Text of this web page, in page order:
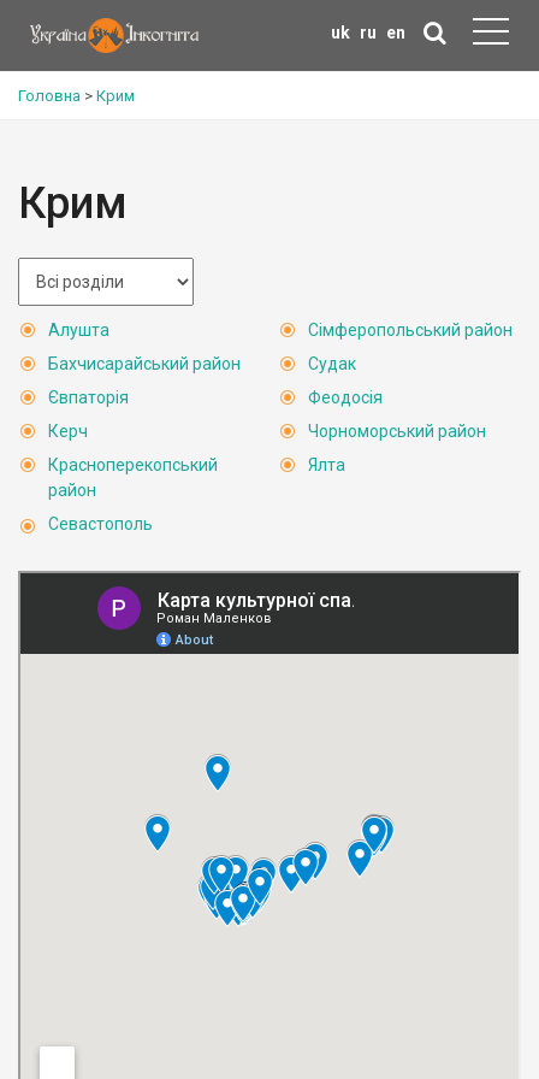
uk ru en
Головна > Крим
Крим
Алушта
Бахчисарайський район
Євпаторія
Керч
Красноперекопський
район
Севастополь
Сімферопольський район
Судак
Феодосія
Чорноморський район
Ялта